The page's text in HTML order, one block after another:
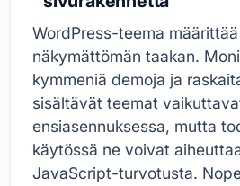
WordPress-teema
näkymättömän taakan.
kymmeniä demoja ja
sisältävät teemat
ensiasennuksessa, mutta
käytössä ne voivat
JavaScript-turvotusta.